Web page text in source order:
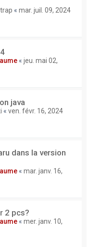
« mar. juil. 09, 2024
« jeu. mai 02,
java
« ven. févr. 16, 2024
dans la version
« mar. janv. 16,
2 pcs?
« mer. janv. 10,